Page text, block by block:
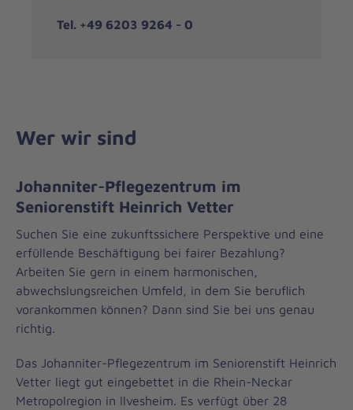
Tel. +49 6203 9264 - 0
Wer wir sind
Johanniter-Pflegezentrum im
Seniorenstift Heinrich Vetter
Suchen Sie eine zukunftssichere Perspektive und eine
erfüllende Beschäftigung bei fairer Bezahlung?
Arbeiten Sie gern in einem harmonischen,
abwechslungsreichen Umfeld, in dem Sie beruflich
vorankommen können? Dann sind Sie bei uns genau
richtig.
Das Johanniter-Pflegezentrum im Seniorenstift Heinrich
Vetter liegt gut eingebettet in die Rhein-Neckar
Metropolregion in Ilvesheim. Es verfügt über 28